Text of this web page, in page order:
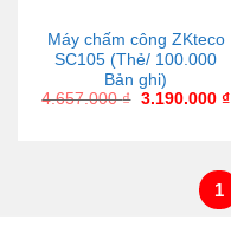
Máy chấm công ZKteco
SC105 (Thẻ/ 100.000
Bản ghi)
4.657.000₫ 3.190.000 ₫
1